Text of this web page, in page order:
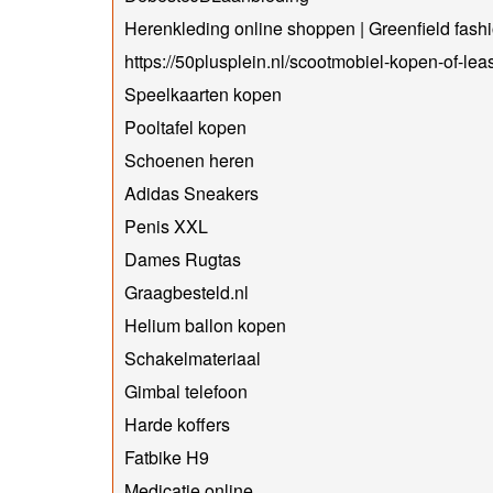
Herenkleding online shoppen | Greenfield
https://50plusplein.nl/scootmobiel-kopen-of-
Speelkaarten kopen
Pooltafel kopen
Schoenen heren
Adidas Sneakers
Penis XXL
Dames Rugtas
Graagbesteld.nl
Helium ballon kopen
Schakelmateriaal
Gimbal telefoon
Harde koffers
Fatbike H9